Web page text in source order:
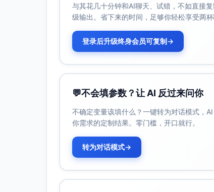
与其花几十分钟和AI聊天、试错，不如直接
级输出。省下来的时间，足够你轻松享受两杯
登录后升级终身会员可复制→
💬不会填参数？让 AI 反过来问你
不确定变量该填什么？一键转为对话模式，
你需求的定制结果。零门槛，开口就行。
转为对话模式→